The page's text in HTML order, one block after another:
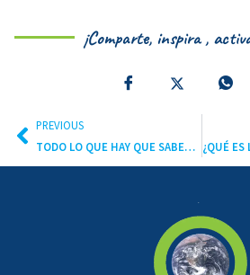
¡Comparte, inspira ,
PREVIOUS
TODO LO QUE HAY QUE SABER DE LA CUMBRE DE ACCIÓN CLIMÁTICA EN NY